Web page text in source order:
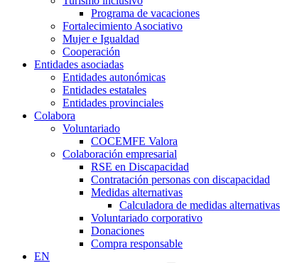
Programa de vacaciones
Fortalecimiento Asociativo
Mujer e Igualdad
Cooperación
Entidades asociadas
Entidades autonómicas
Entidades estatales
Entidades provinciales
Colabora
Voluntariado
COCEMFE Valora
Colaboración empresarial
RSE en Discapacidad
Contratación personas con discapacidad
Medidas alternativas
Calculadora de medidas alternativas
Voluntariado corporativo
Donaciones
Compra responsable
EN